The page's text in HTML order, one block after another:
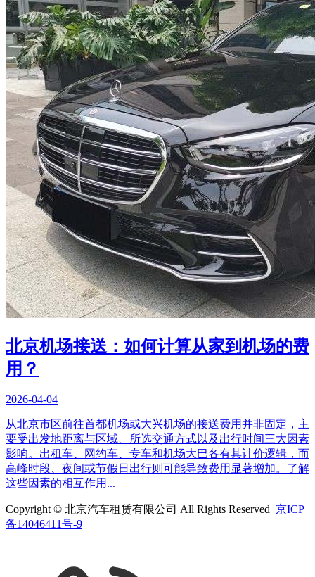
北京机场接送：如何计算从家到机场的费
用？
2026-04-04
从北京市区前往首都机场或大兴机场的接送费用并非固定，主
要受出发地距离与区域、所选交通方式以及出行时间三大因素
影响。出租车、网约车、专车和机场大巴各有其计价逻辑，而
高峰时段、夜间或节假日出行则可能导致费用显著增加。了解
这些因素的相互作用...
Copyright © 北京汽车租赁有限公司 All Rights Reserved 京ICP
备14046411号-9